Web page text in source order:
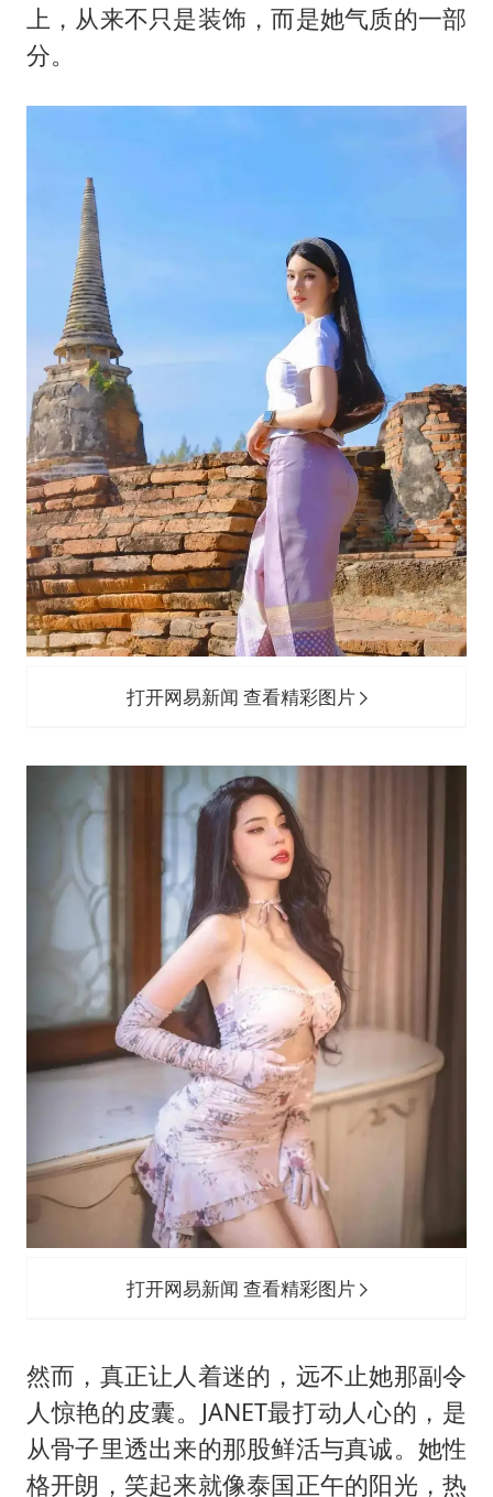
上，从来不只是装饰，而是她气质的一部
分。
打开网易新闻 查看精彩图片
打开网易新闻 查看精彩图片
然而，真正让人着迷的，远不止她那副令
人惊艳的皮囊。JANET最打动人心的，是
从骨子里透出来的那股鲜活与真诚。她性
格开朗，笑起来就像泰国正午的阳光，热